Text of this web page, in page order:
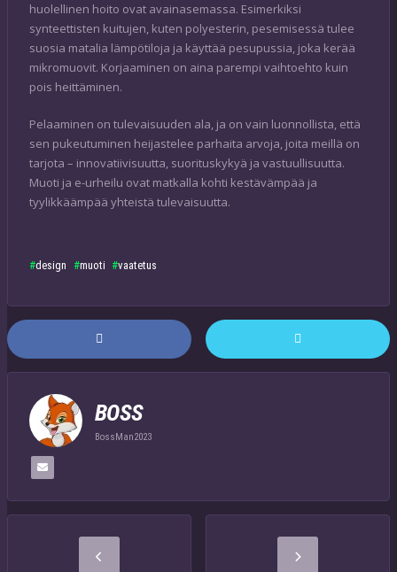
huolellinen hoito ovat avainasemassa. Esimerkiksi
synteettisten kuitujen, kuten polyesterin, pesemisessä tulee
suosia matalia lämpötiloja ja käyttää pesupussia, joka kerää
mikromuovit. Korjaaminen on aina parempi vaihtoehto kuin
pois heittäminen.
Pelaaminen on tulevaisuuden ala, ja on vain luonnollista, että
sen pukeutuminen heijastelee parhaita arvoja, joita meillä on
tarjota – innovatiivisuutta, suorituskykyä ja vastuullisuutta.
Muoti ja e-urheilu ovat matkalla kohti kestävämpää ja
tyylikkäämpää yhteistä tulevaisuutta.
design muoti vaatetus
BOSS
BossMan2023